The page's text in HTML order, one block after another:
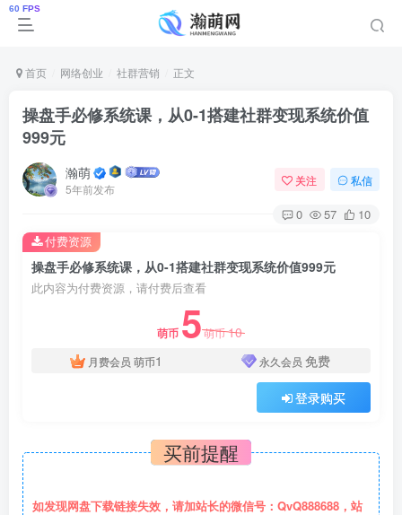
首页 网络创业 社群营销 正文
操盘手必修系统课，从0-1搭建社群变现系统价值
999元
瀚萌
5年前发布
关注 私信
0 57 10
操盘手必修系统课，从0-1搭建社群变现系统价值999元
此内容为付费资源，请付费后查看
萌币 5萌币10
月费会员 萌币1 永久会员 免费
登录购买
付费资源
买前提醒
如发现网盘下载链接失效，请加站长的微信号：QvQ888688，站